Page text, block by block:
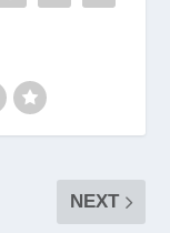
NEXT